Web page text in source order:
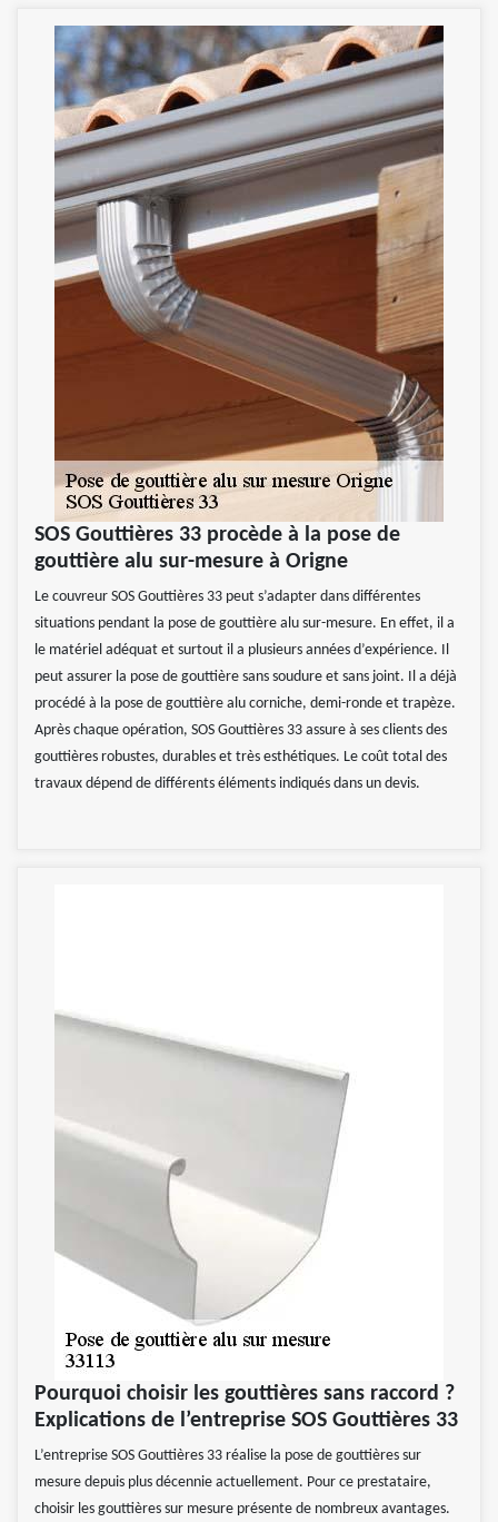
SOS Gouttières 33 procède à la pose de
gouttière alu sur-mesure à Origne
Le couvreur SOS Gouttières 33 peut s’adapter dans différentes
situations pendant la pose de gouttière alu sur-mesure. En effet, il a
le matériel adéquat et surtout il a plusieurs années d’expérience. Il
peut assurer la pose de gouttière sans soudure et sans joint. Il a déjà
procédé à la pose de gouttière alu corniche, demi-ronde et trapèze.
Après chaque opération, SOS Gouttières 33 assure à ses clients des
gouttières robustes, durables et très esthétiques. Le coût total des
travaux dépend de différents éléments indiqués dans un devis.
Pourquoi choisir les gouttières sans raccord ?
Explications de l’entreprise SOS Gouttières 33
L’entreprise SOS Gouttières 33 réalise la pose de gouttières sur
mesure depuis plus décennie actuellement. Pour ce prestataire,
choisir les gouttières sur mesure présente de nombreux avantages.